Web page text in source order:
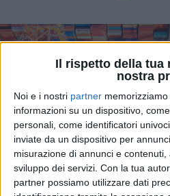
Il rispetto della tua
nostra
Noi e i nostri partner
informazioni su un dispositivo,
personali, come identificatori
inviate da un dispositivo per
misurazione di annunci e
sviluppo dei servizi. Con la tua
partner possiamo utilizzare dati